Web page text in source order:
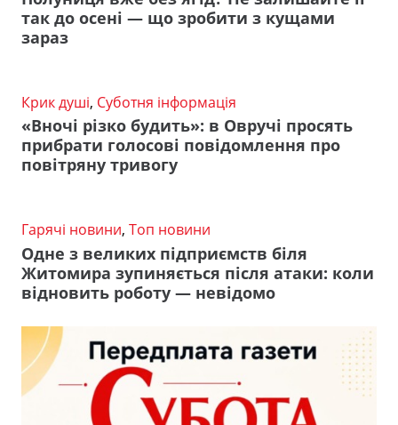
так до осені — що зробити з кущами
зараз
Крик душі, Суботня інформація
«Вночі різко будить»: в Овручі просять
прибрати голосові повідомлення про
повітряну тривогу
Гарячі новини, Топ новини
Одне з великих підприємств біля
Житомира зупиняється після атаки: коли
відновить роботу — невідомо